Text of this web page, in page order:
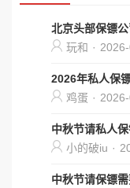
北京头部保镖公
玩和 ·
2026年私人保
鸡蛋 ·
中秋节请私人保
小的破iu ·
中秋节请保镖需